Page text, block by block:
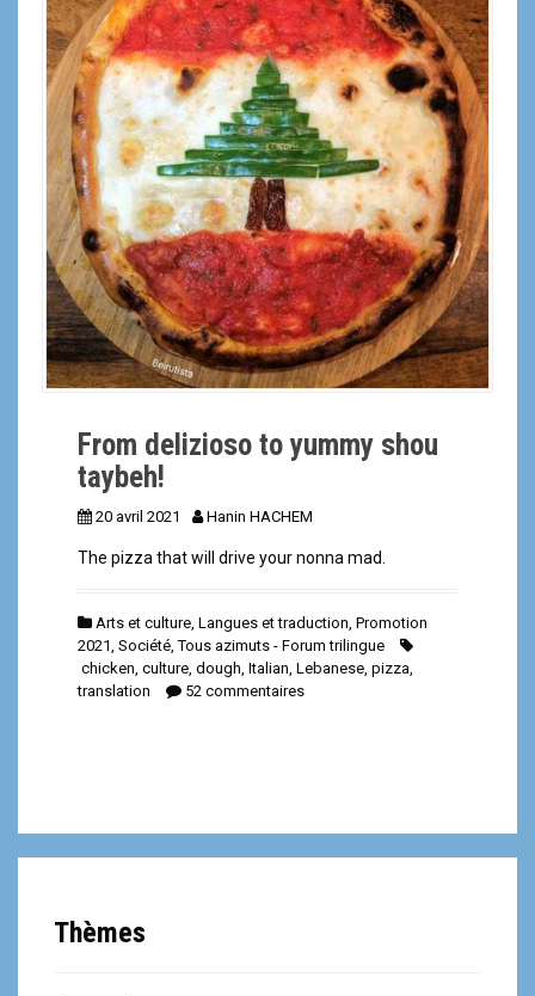
From delizioso to yummy shou
taybeh!
20 avril 2021 Hanin HACHEM
The pizza that will drive your nonna mad.
Arts et culture Langues et traduction Promotion
2021 Société ,Tous azimuts - Forum trilingue
chicken culture dough Italian Lebanese pizza
translation
52 commentaires
Thèmes